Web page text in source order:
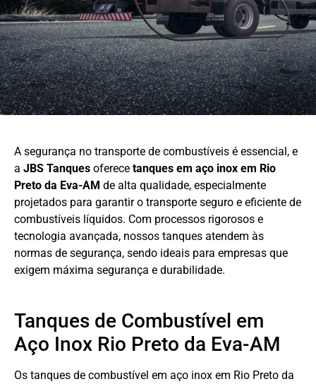
A segurança no transporte de combustíveis é essencial, e
a JBS Tanques oferece tanques em aço inox em Rio
Preto da Eva-AM de alta qualidade, especialmente
projetados para garantir o transporte seguro e eficiente de
combustíveis líquidos. Com processos rigorosos e
tecnologia avançada, nossos tanques atendem às
normas de segurança, sendo ideais para empresas que
exigem máxima segurança e durabilidade.
Tanques de Combustível em
Aço Inox Rio Preto da Eva-AM
Os tanques de combustível em aço inox em Rio Preto da